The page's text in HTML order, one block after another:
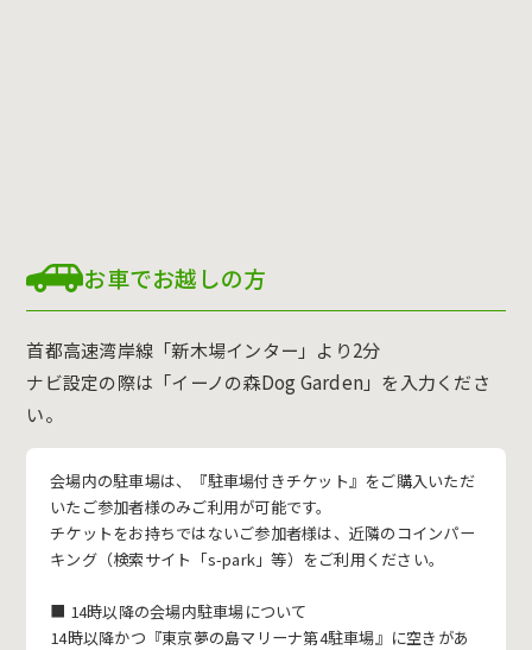
お車でお越しの方
首都高速湾岸線「新木場インター」より2分
ナビ設定の際は「イーノの森Dog Garden」を入力くださ
い。
会場内の駐車場は、『駐車場付きチケット』をご購入いただ
いたご参加者様のみご利用が可能です。
チケットをお持ちではないご参加者様は、近隣のコインパー
キング（検索サイト「s-park」等）をご利用ください。
■ 14時以降の会場内駐車場について
14時以降かつ『東京夢の島マリーナ第4駐車場』に空きがあ